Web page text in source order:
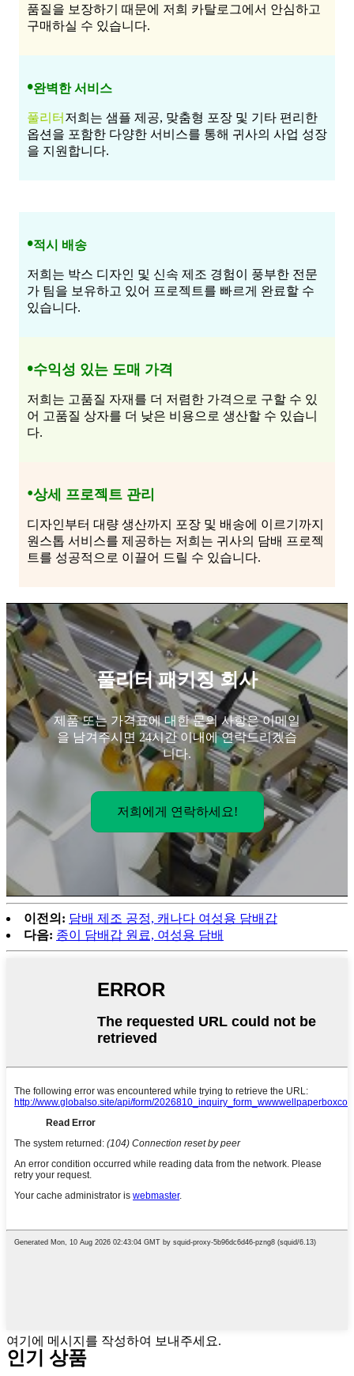
품질을 보장하기 때문에 저희 카탈로그에서 안심하고
구매하실 수 있습니다.
•완벽한 서비스
풀리터 저희는 샘플 제공, 맞춤형 포장 및 기타 편리한
옵션을 포함한 다양한 서비스를 통해 귀사의 사업 성장
을 지원합니다.
•적시 배송
저희는 박스 디자인 및 신속 제조 경험이 풍부한 전문
가 팀을 보유하고 있어 프로젝트를 빠르게 완료할 수
있습니다.
•수익성 있는 도매 가격
저희는 고품질 자재를 더 저렴한 가격으로 구할 수 있
어 고품질 상자를 더 낮은 비용으로 생산할 수 있습니
다.
•상세 프로젝트 관리
디자인부터 대량 생산까지 포장 및 배송에 이르기까지
원스톱 서비스를 제공하는 저희는 귀사의 담배 프로젝
트를 성공적으로 이끌어 드릴 수 있습니다.
풀리터 패키징 회사
제품 또는 가격표에 대한 문의 사항은 이메일
을 남겨주시면 24시간 이내에 연락드리겠습
니다.
저희에게 연락하세요!
이전의: 담배 제조 공정, 캐나다 여성용 담배갑
다음: 종이 담배갑 원료, 여성용 담배
여기에 메시지를 작성하여 보내주세요.
인기 상품